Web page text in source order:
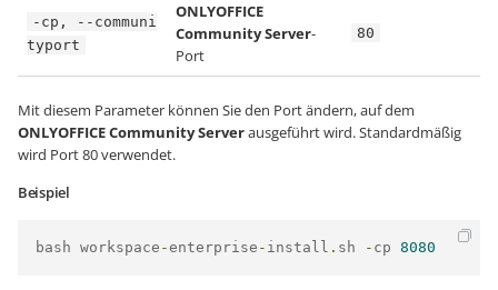
-cp, --communi
typort
ONLYOFFICE
Community Server-
Port
80
Mit diesem Parameter können Sie den Port ändern, auf dem
ONLYOFFICE Community Serverausgeführt wird. Standardmäßig
wird Port 80 verwendet.
Beispiel
bash workspace -enterprise - install . sh - cp 8080